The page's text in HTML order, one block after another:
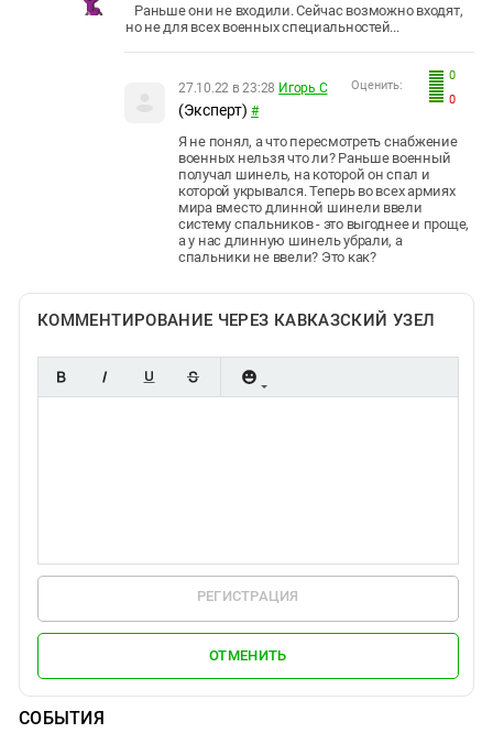
Раньше они не входили. Сейчас возможно входят,
но не для всех военных специальностей...
0
0
Оценить:
27.10.22 в 23:28 Игорь С
(Эксперт) #
Я не понял, а что пересмотреть снабжение
военных нельзя что ли? Раньше военный
получал шинель, на которой он спал и
которой укрывался. Теперь во всех армиях
мира вместо длинной шинели ввели
систему спальников - это выгоднее и проще,
а у нас длинную шинель убрали, а
спальники не ввели? Это как?
КОММЕНТИРОВАНИЕ ЧЕРЕЗ КАВКАЗСКИЙ УЗЕЛ
РЕГИСТРАЦИЯ
ОТМЕНИТЬ
СОБЫТИЯ